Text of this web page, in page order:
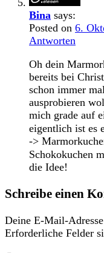
Bina says:
Posted on 6.
Antworten
Oh dein
bereits bei
schon immer
ausprobieren
mich grade auf
eigentlich ist es
->
Schokokuchen
die Idee!
Schreibe einen
Deine E-Mail-
Erforderliche Felder